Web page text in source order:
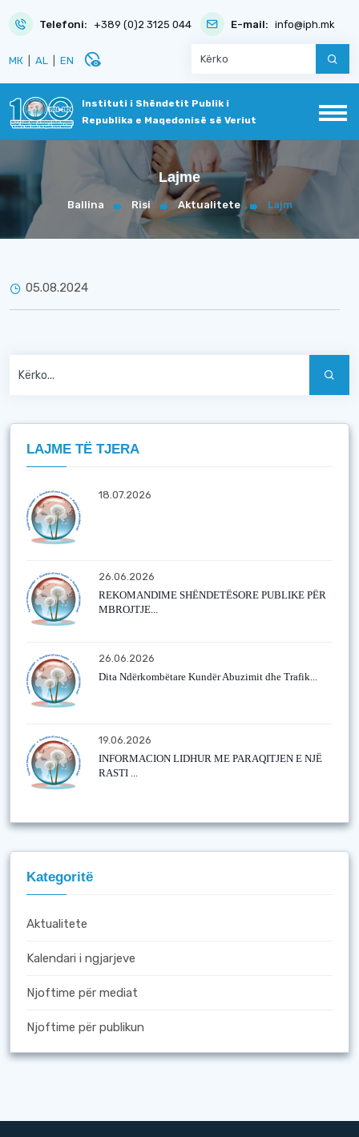
Telefoni: +389 (0)2 3125 044 E-mail: info@iph.mk
МК AL EN disabled_visible
Instituti i Shëndetit Publik i
Republika e Maqedonisë së Veriut
Lajme
Ballina Risi Aktualitete Lajm
05.08.2024
LAJME TË TJERA
18.07.2026
26.06.2026
REKOMANDIME SHËNDETËSORE PUBLIKE PËR
MBROJTJE...
26.06.2026
Dita Ndërkombëtare Kundër Abuzimit dhe Trafik...
19.06.2026
INFORMACION LIDHUR ME PARAQITJEN E NJË
RASTI ...
Kategoritë
Aktualitete
Kalendari i ngjarjeve
Njoftime për mediat
Njoftime për publikun